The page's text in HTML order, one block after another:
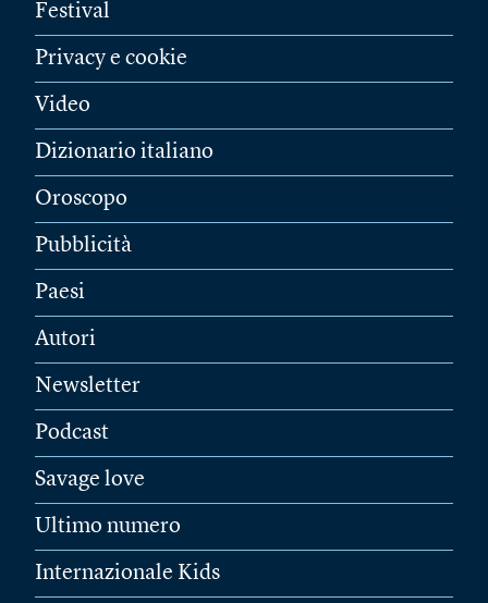
Festival
Privacy e cookie
Video
Dizionario italiano
Oroscopo
Pubblicità
Paesi
Autori
Newsletter
Podcast
Savage love
Ultimo numero
Internazionale Kids